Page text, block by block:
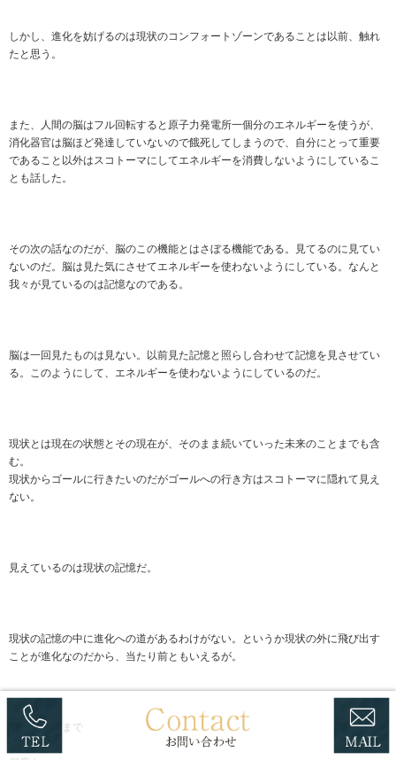
しかし、進化を妨げるのは現状のコンフォートゾーンであることは以前、触れ
たと思う。
また、人間の脳はフル回転すると原子力発電所一個分のエネルギーを使うが、
消化器官は脳ほど発達していないので餓死してしまうので、自分にとって重要
であること以外はスコトーマにしてエネルギーを消費しないようにしているこ
とも話した。
その次の話なのだが、脳のこの機能とはさぼる機能である。見てるのに見てい
ないのだ。脳は見た気にさせてエネルギーを使わないようにしている。なんと
我々が見ているのは記憶なのである。
脳は一回見たものは見ない。以前見た記憶と照らし合わせて記憶を見させてい
る。このようにして、エネルギーを使わないようにしているのだ。
現状とは現在の状態とその現在が、そのまま続いていった未来のことまでも含
む。
現状からゴールに行きたいのだがゴールへの行き方はスコトーマに隠れて見え
ない。
見えているのは現状の記憶だ。
現状の記憶の中に進化への道があるわけがない。というか現状の外に飛び出す
ことが進化なのだから、当たり前ともいえるが。
あなたは今まで
何度も